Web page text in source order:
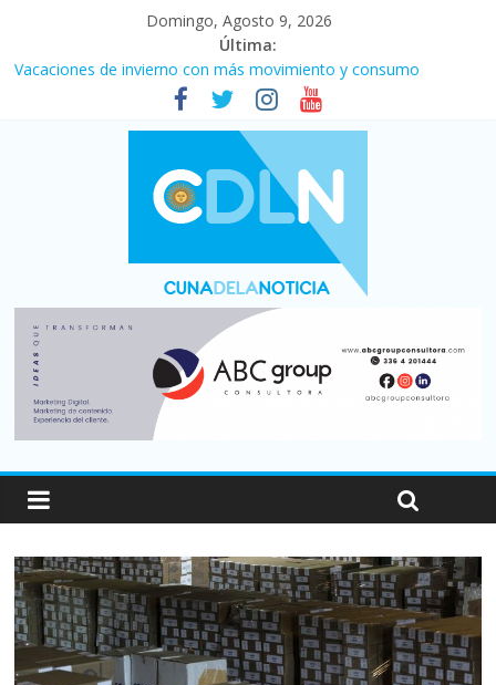
Domingo, Agosto 9, 2026
Última:
Vacaciones de invierno con más movimiento y consumo
turístico: 4,6 millones de personas viajaron por el país, un 5,9%
El agro argentino logró un récord histórico de exportaciones en
el primer semestre de 2026
Duelo internacional: Falleció Jorge Messi, el papá de Leo
La morosidad alcanzó su nivel más alto en dos décadas y ya
Desde que asumió Milei cerraron 41.000 kioscos: el sector
denuncia crisis como en 2001